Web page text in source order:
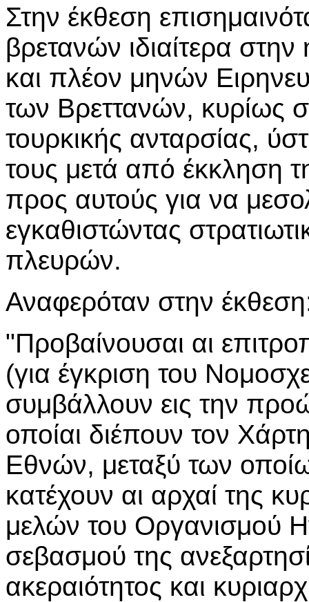
Στην έκθεση
βρετανών ιδιαίτερα
και πλέον μηνών
των Βρεττανών, κυρίως
τουρκικής ανταρσίας,
τους μετά από έκκληση
προς αυτούς για να
εγκαθιστώντας
πλευρών.
Αναφερόταν στην
"Προβαίνουσαι αι
(για έγκριση του
συμβάλλουν εις την
οποίαι διέπουν τον
Εθνών, μεταξύ των
κατέχουν αι αρχαί της
μελών του Οργανισμού
σεβασμού της
ακεραιότητος και